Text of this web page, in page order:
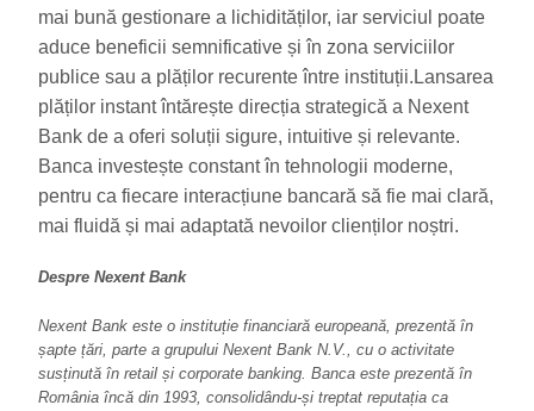
mai bună gestionare a lichidităților, iar serviciul poate
aduce beneficii semnificative și în zona serviciilor
publice sau a plăților recurente între instituții.Lansarea
plăților instant întărește direcția strategică a Nexent
Bank de a oferi soluții sigure, intuitive și relevante.
Banca investește constant în tehnologii moderne,
pentru ca fiecare interacțiune bancară să fie mai clară,
mai fluidă și mai adaptată nevoilor clienților noștri.
Despre Nexent Bank
Nexent Bank este o instituție financiară europeană, prezentă în
șapte țări, parte a grupului Nexent Bank N.V., cu o activitate
susținută în retail și corporate banking. Banca este prezentă în
România încă din 1993, consolidându-și treptat reputația ca